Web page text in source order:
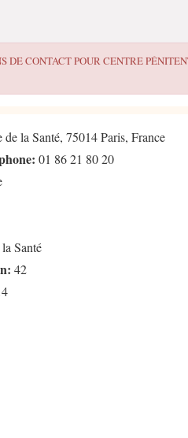
DE CONTACT POURCENTRE
de la Santé, 75014 Paris, France
01 86 21 80 20
Santé
42